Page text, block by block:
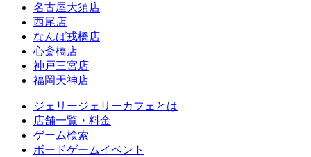
名古屋大須店
西尾店
なんば戎橋店
心斎橋店
神戸三宮店
福岡天神店
ジェリージェリーカフェとは
店舗一覧・料金
ゲーム検索
ボードゲームイベント